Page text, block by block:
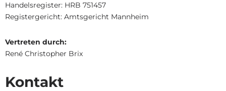
Karriere
Handelsregister: HRB 751457
Registergericht: Amtsgericht Mannheim
Vertreten durch:
René Christopher Brix
Kontakt